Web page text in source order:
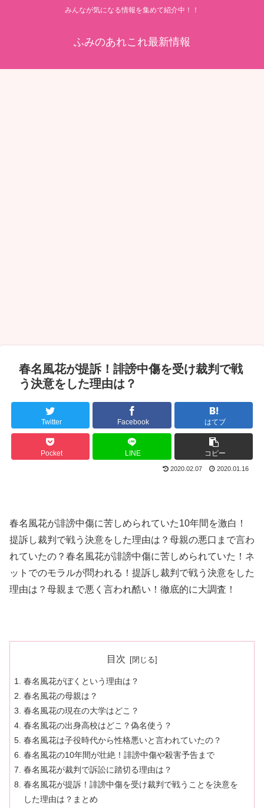
みんなが気になる情報を集めて紹介中！！
ふみのあれこれ最新情報
春名風花が提訴！誹謗中傷を受け裁判で戦
う決意をした理由は？
Twitter Facebook はてブ
Pocket LINE コピー
2020.02.07 2020.01.16
春名風花が誹謗中傷に苦しめられていた10年間を激白！
提訴し裁判で戦う決意をした理由は？母親の悪口まで言わ
れていたの？春名風花が誹謗中傷に苦しめられていた！ネ
ットでのモラルが問われる！提訴し裁判で戦う決意をした
理由は？母親まで悪く言われ酷い！徹底的に大調査！
目次
春名風花がぼくという理由は？
春名風花の母親は？
春名風花の現在の大学はどこ？
春名風花の出身高校はどこ？偽名使う？
春名風花は子役時代から性格悪いと言われていたの？
春名風花の10年間が壮絶！誹謗中傷や殺害予告まで
春名風花が裁判で訴訟に踏切る理由は？
春名風花が提訴！誹謗中傷を受け裁判で戦うことを決意を
した理由は？まとめ